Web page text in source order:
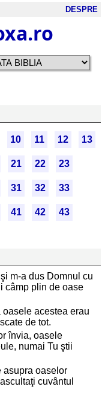
DESPRE
10 11 12 13
21 22 23
31 32 33
41 42 43
m-a dus Domnul cu
câmp plin de oase
acestea erau
de tot.
învia, oasele
numai Tu ştii
asupra oaselor
cuvântul